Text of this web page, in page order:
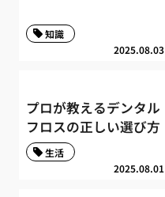
2025.08.03
知識
プロが教えるデンタル
フロスの正しい選び方
2025.08.01
生活